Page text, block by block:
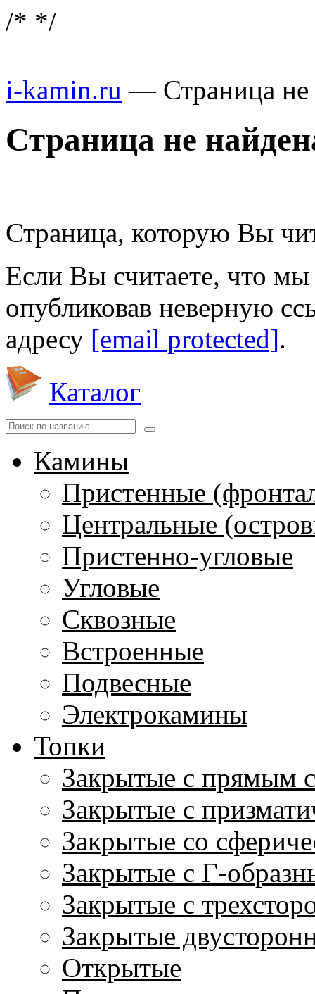
/* */
i-kamin.ru — Страница
Страница не
Страница, которую Вы
Если Вы считаете, что
опубликовав неверную
адресу [email protected].
Каталог
Камины
Пристенные
Центральные
Пристенно-угловые
Угловые
Сквозные
Встроенные
Подвесные
Электрокамины
Топки
Закрытые с прямым
Закрытые с
Закрытые со
Закрытые с Г-
Закрытые с
Закрытые
Открытые